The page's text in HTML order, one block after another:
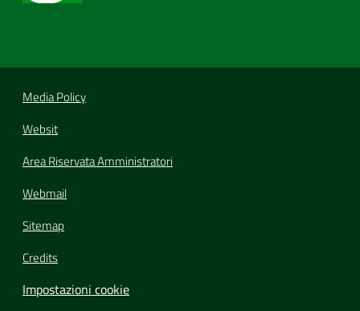
Media Policy
Websit
Area Riservata Amministratori
Webmail
Sitemap
Credits
Impostazioni cookie